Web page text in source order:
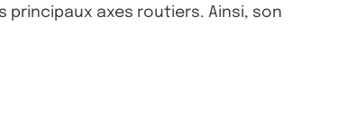
principaux axes routiers. Ainsi, son